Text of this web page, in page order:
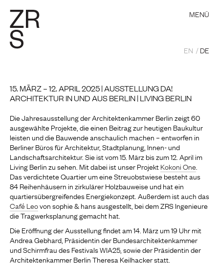
MENÜ
EN DE
15. MÄRZ – 12. APRIL 2025 | AUSSTELLUNG DA!
ARCHITEKTUR IN UND AUS BERLIN | LIVING BERLIN
Die Jahresausstellung der Architektenkammer Berlin zeigt 60
ausgewählte Projekte, die einen Beitrag zur heutigen Baukultur
leisten und die Bauwende anschaulich machen – entworfen in
Berliner Büros für Architektur, Stadtplanung, Innen- und
Landschaftsarchitektur. Sie ist vom 15. März bis zum 12. April im
Living Berlin zu sehen. Mit dabei ist unser ProjektKokoni One
Das verdichtete Quartier um eine Streuobstwiese besteht aus
84 Reihenhäusern in zirkulärer Holzbauweise und hat ein
quartiersübergreifendes Energiekonzept. Außerdem ist auch das
Café Leovon sophie & hans ausgestellt, bei dem ZRS Ingenieure
die Tragwerksplanung gemacht hat.
Die Eröffnung der Ausstellung findet am 14. März um 19 Uhr mit
Andrea Gebhard, Präsidentin der Bundesarchitektenkammer
und Schirmfrau des Festivals WIA25, sowie der Präsidentin der
Architektenkammer Berlin Theresa Keilhacker statt.